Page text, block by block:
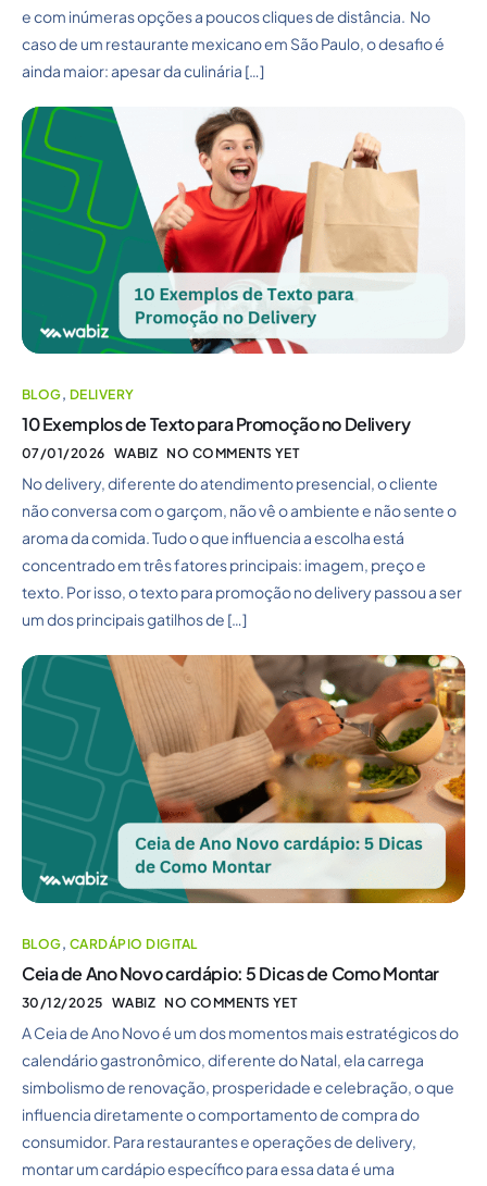
e com inúmeras opções a poucos cliques de distância. No
caso de um restaurante mexicano em São Paulo, o desafio é
ainda maior: apesar da culinária […]
BLOG, DELIVERY
10 Exemplos de Texto para Promoção no Delivery
07/01/2026 WABIZ NO COMMENTS YET
No delivery, diferente do atendimento presencial, o cliente
não conversa com o garçom, não vê o ambiente e não sente o
aroma da comida. Tudo o que influencia a escolha está
concentrado em três fatores principais: imagem, preço e
texto. Por isso, o texto para promoção no delivery passou a ser
um dos principais gatilhos de […]
BLOG, CARDÁPIO DIGITAL
Ceia de Ano Novo cardápio: 5 Dicas de Como Montar
30/12/2025 WABIZ NO COMMENTS YET
A Ceia de Ano Novo é um dos momentos mais estratégicos do
calendário gastronômico, diferente do Natal, ela carrega
simbolismo de renovação, prosperidade e celebração, o que
influencia diretamente o comportamento de compra do
consumidor. Para restaurantes e operações de delivery,
montar um cardápio específico para essa data é uma